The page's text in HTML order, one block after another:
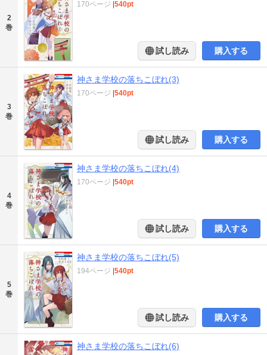
2
巻
170ページ 540pt
試し読み 購入する
3
巻
神さま学校の落ちこぼれ(3)
170ページ 540pt
試し読み 購入する
4
巻
神さま学校の落ちこぼれ(4)
170ページ 540pt
試し読み 購入する
5
巻
神さま学校の落ちこぼれ(5)
194ページ 540pt
試し読み 購入する
神さま学校の落ちこぼれ(6)